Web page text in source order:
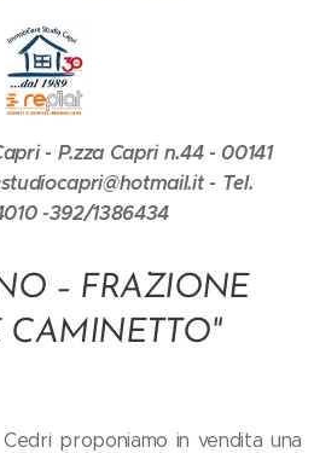
- P.zza Capri n.44 - 00141
- Tel.
-392/1386434
– FRAZIONE
CAMINETTO"
proponiamo in vendita una